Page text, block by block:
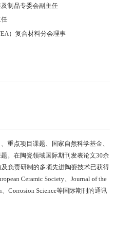
制品专委会副主任
）复合材料分会理事
重点项目课题、国家自然科学基金、
。在陶瓷领域国际期刊发表论文30余
负责研制的多项先进陶瓷技术已获得
Ceramic Society、Journal of the
、Corrosion Science等国际期刊的通讯